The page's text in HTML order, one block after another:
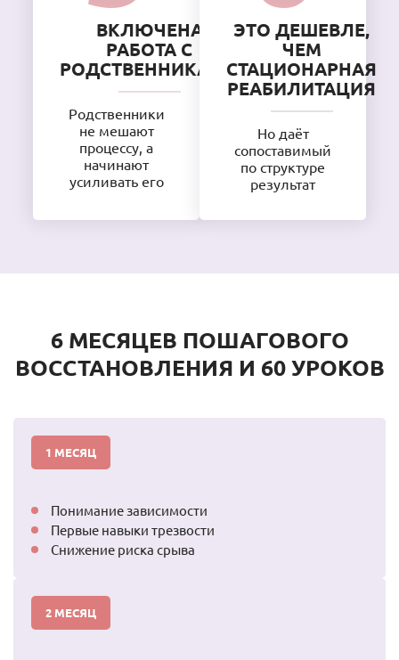
ВКЛЮЧЕНА
РАБОТА С
РОДСТВЕННИКАМИ
Родственники
не мешают
процессу, а
начинают
усиливать его
ЭТО ДЕШЕВЛЕ,
ЧЕМ
СТАЦИОНАРНАЯ
РЕАБИЛИТАЦИЯ
Но даёт
сопоставимый
по структуре
результат
6 МЕСЯЦЕВ ПОШАГОВОГО
ВОССТАНОВЛЕНИЯ И 60 УРОКОВ
МЕСЯЦ
Понимание зависимости
Первые навыки трезвости
Снижение риска срыва
МЕСЯЦ